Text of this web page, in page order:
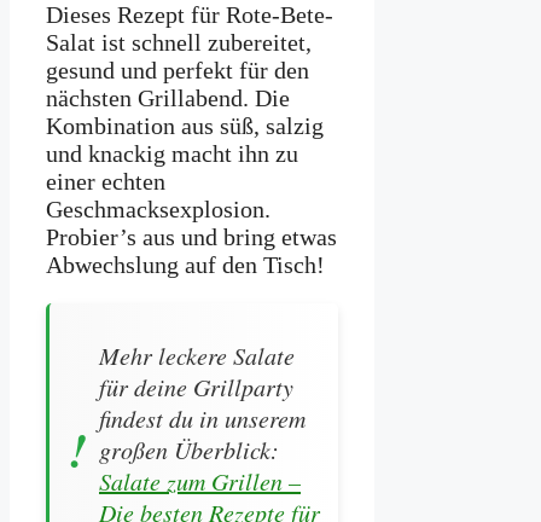
Dieses Rezept für Rote-Bete-
Salat ist schnell zubereitet,
gesund und perfekt für den
nächsten Grillabend. Die
Kombination aus süß, salzig
und knackig macht ihn zu
einer echten
Geschmacksexplosion.
Probier’s aus und bring etwas
Abwechslung auf den Tisch!
Mehr leckere Salate
für deine Grillparty
findest du in unserem
großen Überblick:
Salate zum Grillen –
Die besten Rezepte für